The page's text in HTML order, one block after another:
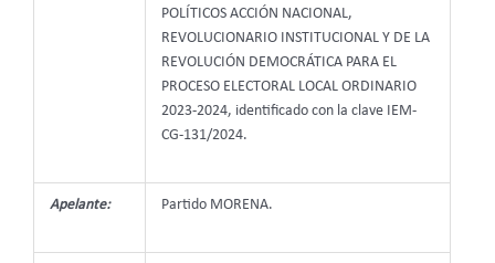
POLÍTICOS ACCIÓN NACIONAL,
REVOLUCIONARIO INSTITUCIONAL Y DE LA
REVOLUCIÓN DEMOCRÁTICA PARA EL
PROCESO ELECTORAL LOCAL ORDINARIO
2023-2024, identificado con la clave IEM-
CG-131/2024.
Apelante: Partido MORENA.